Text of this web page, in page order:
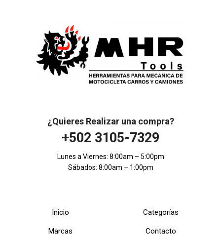
¿Quieres Realizar una compra?
+502 3105-7329
Lunes a Viernes: 8:00am – 5:00pm
Sábados: 8:00am – 1:00pm
Inicio Categorías
Marcas Contacto